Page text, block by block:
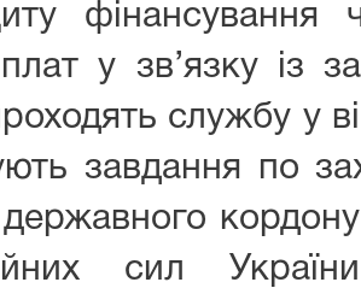
фінансування
у зв’язку із
службу у
завдання по
сил